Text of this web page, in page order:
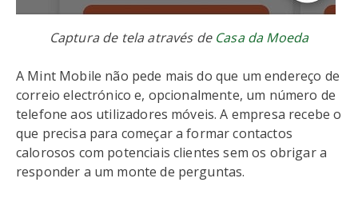
Captura de tela através de Casa da Moeda
A Mint Mobile não pede mais do que um endereço de
correio electrónico e, opcionalmente, um número de
telefone aos utilizadores móveis. A empresa recebe o
que precisa para começar a formar contactos
calorosos com potenciais clientes sem os obrigar a
responder a um monte de perguntas.